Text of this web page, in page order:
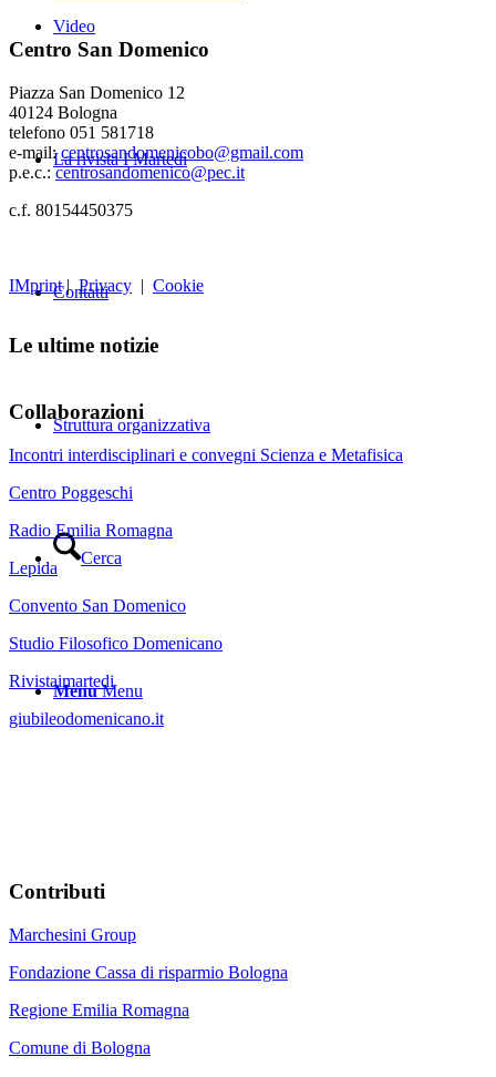
Video
La rivista I Martedì
Contatti
Struttura organizzativa
Cerca
Menu Menu
Centro San Domenico
Piazza San Domenico 12
40124 Bologna
telefono 051 581718
e-mail:centrosandomenicobo@gmail.com
p.e.c.:centrosandomenico@pec.it
c.f. 80154450375
IMprint|Privacy | Cookie
Le ultime notizie
Collaborazioni
Incontri interdisciplinari e convegni Scienza e Metafisica
Centro Poggeschi
Radio Emilia Romagna
Lepida
Convento San Domenico
Studio Filosofico Domenicano
Rivistaimartedi
giubileodomenicano.it
Contributi
Marchesini Group
Fondazione Cassa di risparmio Bologna
Regione Emilia Romagna
Comune di Bologna